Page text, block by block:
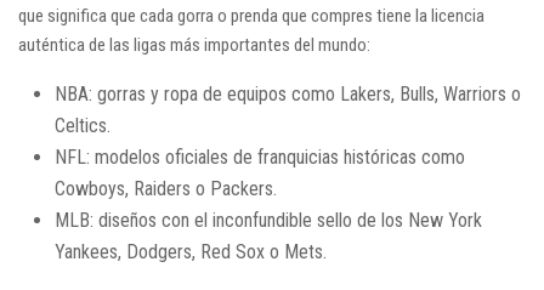
que significa que cada gorra o prenda que compres tiene la licencia
auténtica de las ligas más importantes del mundo:
NBA: gorras y ropa de equipos como Lakers, Bulls, Warriors o
Celtics.
NFL: modelos oficiales de franquicias históricas como
Cowboys, Raiders o Packers.
MLB: diseños con el inconfundible sello de los New York
Yankees, Dodgers, Red Sox o Mets.